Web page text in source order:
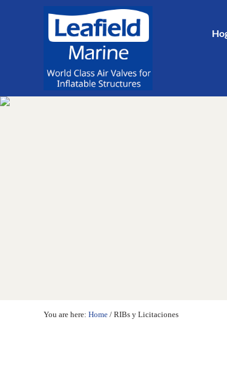
Leafield Marine
World Class Air Valves for Inflatable Structures
You are here: Home / RIBs y Licitaciones